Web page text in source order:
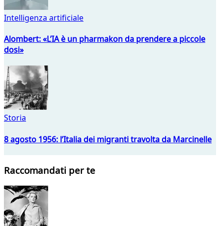
Intelligenza artificiale
Alombert: «L’IA è un pharmakon da prendere a piccole
dosi»
Storia
8 agosto 1956: l’Italia dei migranti travolta da Marcinelle
Raccomandati per te